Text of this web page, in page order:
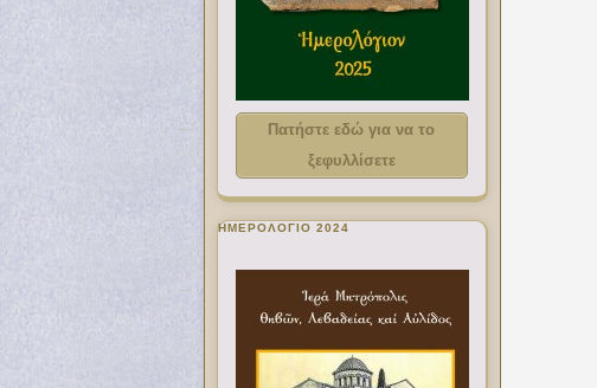
Πατήστε εδώ για να το
ξεφυλλίσετε
ΗΜΕΡΟΛΟΓΙΟ 2024